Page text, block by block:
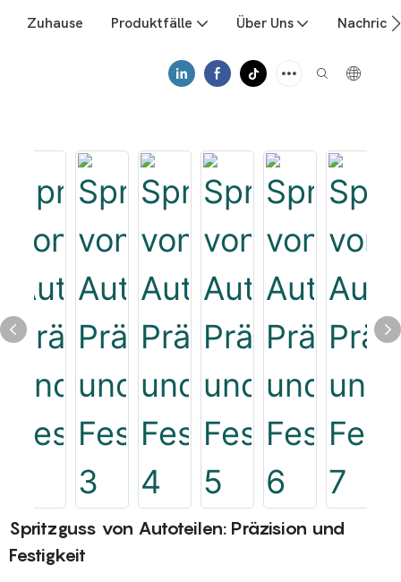
Zuhause Produktfälle Über Uns
Spritzguss von Autoteilen: Präzision und
Festigkeit